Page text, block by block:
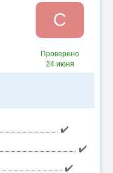
С
Проверено
24 июня
✔️
✔️
✔️